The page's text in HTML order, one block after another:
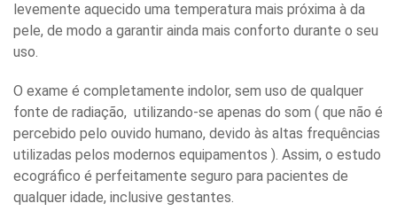
levemente aquecido uma temperatura mais próxima à da
pele, de modo a garantir ainda mais conforto durante o seu
uso.
O exame é completamente indolor, sem uso de qualquer
fonte de radiação, utilizando-se apenas do som ( que não é
percebido pelo ouvido humano, devido às altas frequências
utilizadas pelos modernos equipamentos ). Assim, o estudo
ecográfico é perfeitamente seguro para pacientes de
qualquer idade, inclusive gestantes.